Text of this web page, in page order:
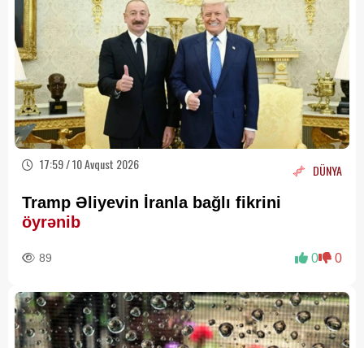
17:59 / 10 Avqust 2026 DÜNYA
Tramp Əliyevin İranla bağlı fikrini
öyrənib
89 0 0